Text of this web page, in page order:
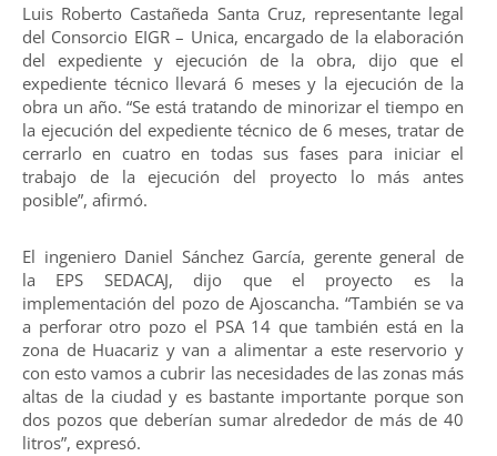
Luis Roberto Castañeda Santa Cruz, representante legal
del Consorcio EIGR – Unica, encargado de la elaboración
del expediente y ejecución de la obra, dijo que el
expediente técnico llevará 6 meses y la ejecución de la
obra un año. “Se está tratando de minorizar el tiempo en
la ejecución del expediente técnico de 6 meses, tratar de
cerrarlo en cuatro en todas sus fases para iniciar el
trabajo de la ejecución del proyecto lo más antes
posible”, afirmó.
El ingeniero Daniel Sánchez García, gerente general de
la EPS SEDACAJ, dijo que el proyecto es la
implementación del pozo de Ajoscancha. “También se va
a perforar otro pozo el PSA 14 que también está en la
zona de Huacariz y van a alimentar a este reservorio y
con esto vamos a cubrir las necesidades de las zonas más
altas de la ciudad y es bastante importante porque son
dos pozos que deberían sumar alrededor de más de 40
litros”, expresó.